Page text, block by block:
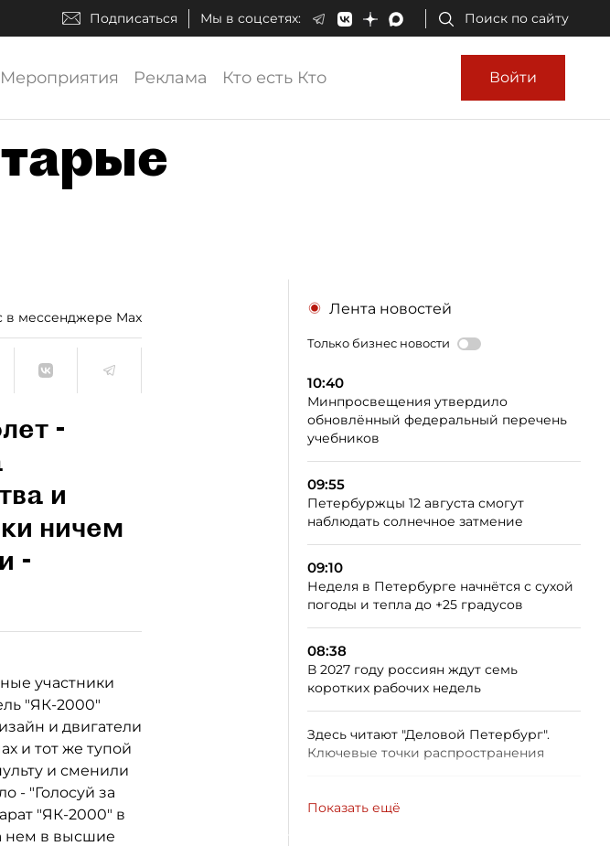
Подписаться Мы в соцсетях: Поиск по сайту
Мероприятия Реклама Кто есть Кто Войти
в мессенджере Max
-
и
ничем
-
участники
"ЯК-2000"
и двигатели
и тот же тупой
и сменили
- "Голосуй за
"ЯК-2000" в
нем в высшие
Лента новостей
Только бизнес новости
10:40
Минпросвещения утвердило
обновлённый федеральный перечень
учебников
09:55
Петербуржцы 12 августа смогут
наблюдать солнечное затмение
09:10
Неделя в Петербурге начнётся с сухой
погоды и тепла до +25 градусов
08:38
В 2027 году россиян ждут семь
коротких рабочих недель
Здесь читают "Деловой Петербург".
Ключевые точки распространения
Показать ещё